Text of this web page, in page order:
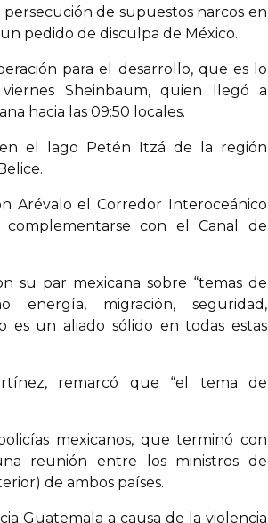
de supuestos narcos en
pedido de disculpa de México.
para el desarrollo, que es lo
Sheinbaum, quien llegó a
hacia las 09:50 locales.
el lago Petén Itzá de la región
Arévalo el Corredor Interoceánico
con el Canal de
su par mexicana sobre “temas de
energía, migración, seguridad,
es un aliado sólido en todas estas
remarcó que “el tema de
mexicanos, que terminó con
reunión entre los ministros de
de ambos países.
Guatemala a causa de la violencia